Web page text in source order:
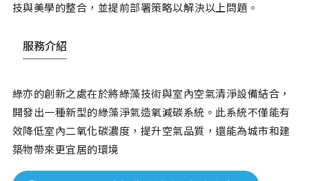
技與美學的整合，並提前部署策略以解決以上問題。
服務介紹
綠亦的創新之處在於將綠藻技術與室內空氣清淨設備結合，
開發出一種新型的綠藻淨氣造氧減碳系統。此系統不僅能有
效降低室內二氧化碳濃度，提升空氣品質，還能為城市和建
築物帶來更宜居的環境